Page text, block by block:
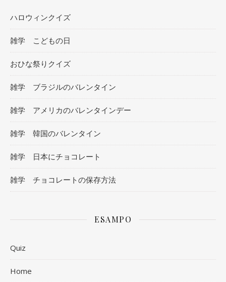
ハロウィンクイズ
雑学 こどもの日
おひな祭りクイズ
雑学 ブラジルのバレンタイン
雑学 アメリカのバレンタインデー
雑学 韓国のバレンタイン
雑学 日本にチョコレート
雑学 チョコレートの保存方法
ESAMPO
Quiz
Home